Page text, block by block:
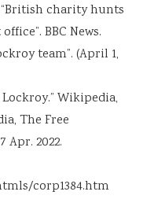
“British charity hunts
BBC News.
team”. (April 1,
Wikipedia,
The Free
Apr. 2022.
corp1384.htm